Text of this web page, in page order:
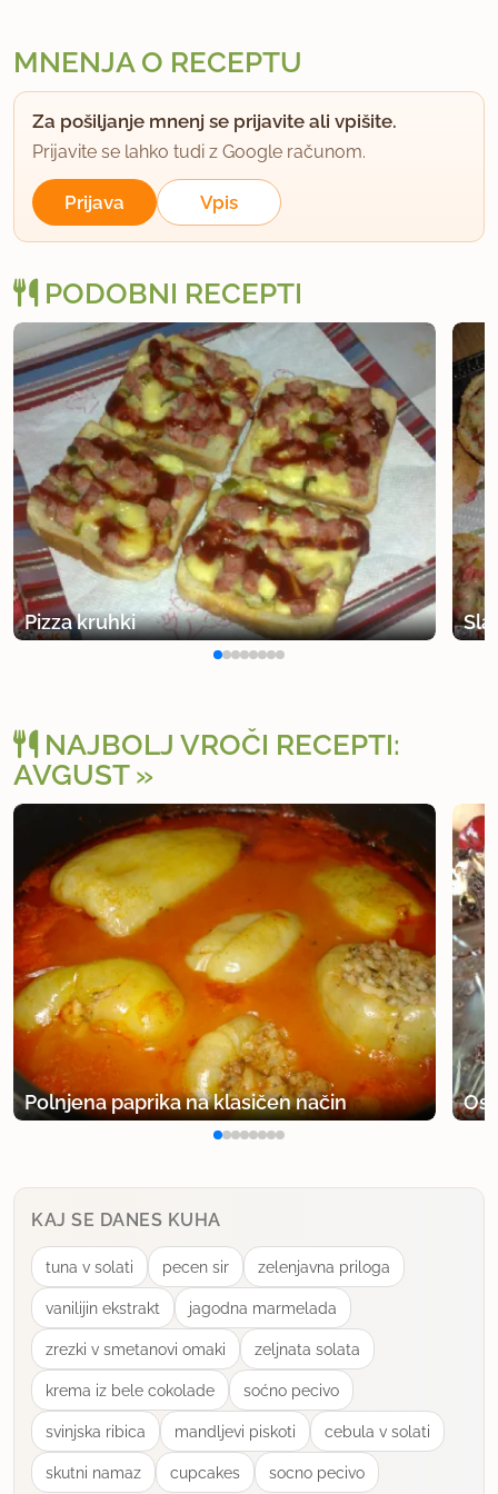
MNENJA O RECEPTU
Za pošiljanje mnenj se prijavite ali vpišite.
Prijavite se lahko tudi z Google računom.
Prijava Vpis
PODOBNI RECEPTI
Pizza kruhki
NAJBOLJ VROČI RECEPTI:
AVGUST
Polnjena paprika na klasičen način
KAJ SE DANES KUHA
tuna v solati pecen sir zelenjavna priloga
vanilijin ekstrakt jagodna marmelada
zrezki v smetanovi omaki zeljnata solata
krema iz bele cokolade soćno pecivo
svinjska ribica mandljevi piskoti cebula v solati
skutni namaz cupcakes socno pecivo